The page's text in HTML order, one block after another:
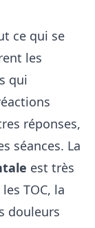
ce qui se
les
qui
réponses,
séances. La
est très
TOC, la
douleurs